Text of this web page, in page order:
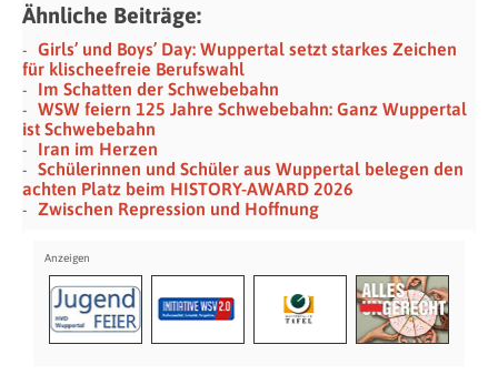
Ähnliche Beiträge:
Girls’ und Boys’ Day: Wuppertal setzt starkes Zeichen
für klischeefreie Berufswahl
Im Schatten der Schwebebahn
WSW feiern 125 Jahre Schwebebahn: Ganz Wuppertal
ist Schwebebahn
Iran im Herzen
Schülerinnen und Schüler aus Wuppertal belegen den
achten Platz beim HISTORY-AWARD 2026
Zwischen Repression und Hoffnung